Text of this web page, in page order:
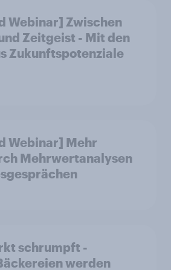
Webinar] Zwischen
Zeitgeist - Mit den
Zukunftspotenziale
Webinar] Mehr
Mehrwertanalysen
schrumpft -
werden